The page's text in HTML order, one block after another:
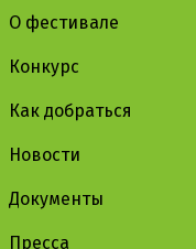
О фестивале
Конкурс
Как добраться
Новости
Документы
Пресса